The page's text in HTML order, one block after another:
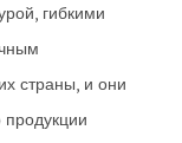
гибкими
страны, и они
продукции